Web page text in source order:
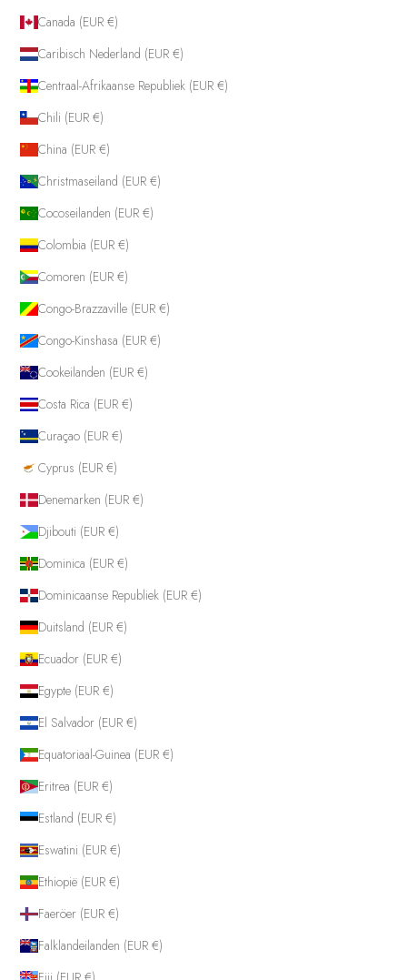
Canada (EUR €)
Caribisch Nederland (EUR €)
Centraal-Afrikaanse Republiek (EUR €)
Chili (EUR €)
China (EUR €)
Christmaseiland (EUR €)
Cocoseilanden (EUR €)
Colombia (EUR €)
Comoren (EUR €)
Congo-Brazzaville (EUR €)
Congo-Kinshasa (EUR €)
Cookeilanden (EUR €)
Costa Rica (EUR €)
Curaçao (EUR €)
Cyprus (EUR €)
Denemarken (EUR €)
Djibouti (EUR €)
Dominica (EUR €)
Dominicaanse Republiek (EUR €)
Duitsland (EUR €)
Ecuador (EUR €)
Egypte (EUR €)
El Salvador (EUR €)
Equatoriaal-Guinea (EUR €)
Eritrea (EUR €)
Estland (EUR €)
Eswatini (EUR €)
Ethiopië (EUR €)
Faeröer (EUR €)
Falklandeilanden (EUR €)